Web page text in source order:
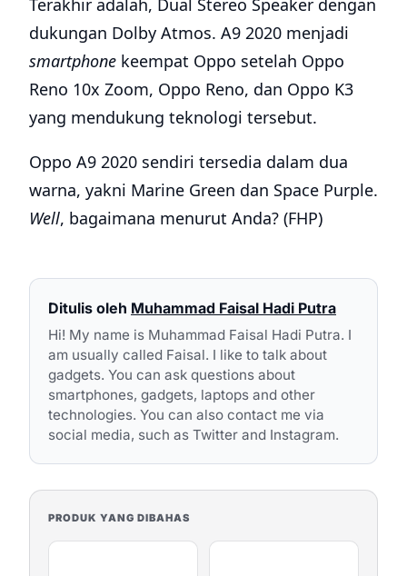
Terakhir adalah, Dual Stereo Speaker dengan
dukungan Dolby Atmos. A9 2020 menjadi
smartphone keempat Oppo setelah Oppo
Reno 10x Zoom, Oppo Reno, dan Oppo K3
yang mendukung teknologi tersebut.
Oppo A9 2020 sendiri tersedia dalam dua
warna, yakni Marine Green dan Space Purple.
Well, bagaimana menurut Anda? (FHP)
Ditulis oleh Muhammad Faisal Hadi Putra
Hi! My name is Muhammad Faisal Hadi Putra. I
am usually called Faisal. I like to talk about
gadgets. You can ask questions about
smartphones, gadgets, laptops and other
technologies. You can also contact me via
social media, such as Twitter and Instagram.
PRODUK YANG DIBAHAS